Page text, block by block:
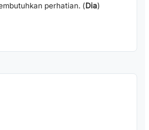
perhatian. (Dia)